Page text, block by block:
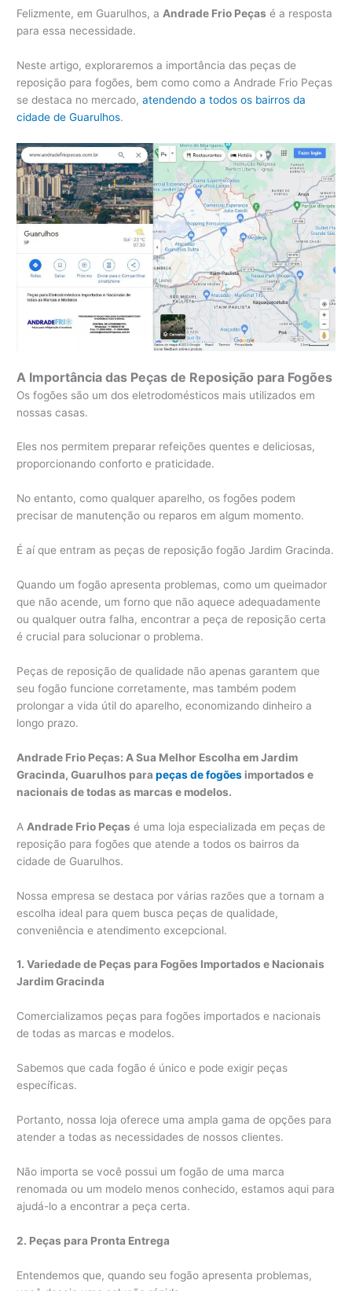
Felizmente, em Guarulhos, a Andrade Frio Peças é a resposta
para essa necessidade.
Neste artigo, exploraremos a importância das peças de
reposição para fogões, bem como como a Andrade Frio Peças
se destaca no mercado,atendendo a todos os bairros da
cidade de Guarulhos.
A Importância das Peças de Reposição para Fogões
Os fogões são um dos eletrodomésticos mais utilizados em
nossas casas.
Eles nos permitem preparar refeições quentes e deliciosas,
proporcionando conforto e praticidade.
No entanto, como qualquer aparelho, os fogões podem
precisar de manutenção ou reparos em algum momento.
É aí que entram as peças de reposição fogão Jardim Gracinda.
Quando um fogão apresenta problemas, como um queimador
que não acende, um forno que não aquece adequadamente
ou qualquer outra falha, encontrar a peça de reposição certa
é crucial para solucionar o problema.
Peças de reposição de qualidade não apenas garantem que
seu fogão funcione corretamente, mas também podem
prolongar a vida útil do aparelho, economizando dinheiro a
longo prazo.
Andrade Frio Peças: A Sua Melhor Escolha em Jardim
Gracinda, Guarulhos parapeças de fogões importados e
nacionais de todas as marcas e modelos.
A Andrade Frio Peças é uma loja especializada em peças de
reposição para fogões que atende a todos os bairros da
cidade de Guarulhos.
Nossa empresa se destaca por várias razões que a tornam a
escolha ideal para quem busca peças de qualidade,
conveniência e atendimento excepcional.
1. Variedade de Peças para Fogões Importados e Nacionais
Jardim Gracinda
Comercializamos peças para fogões importados e nacionais
de todas as marcas e modelos.
Sabemos que cada fogão é único e pode exigir peças
específicas.
Portanto, nossa loja oferece uma ampla gama de opções para
atender a todas as necessidades de nossos clientes.
Não importa se você possui um fogão de uma marca
renomada ou um modelo menos conhecido, estamos aqui para
ajudá-lo a encontrar a peça certa.
2. Peças para Pronta Entrega
Entendemos que, quando seu fogão apresenta problemas,